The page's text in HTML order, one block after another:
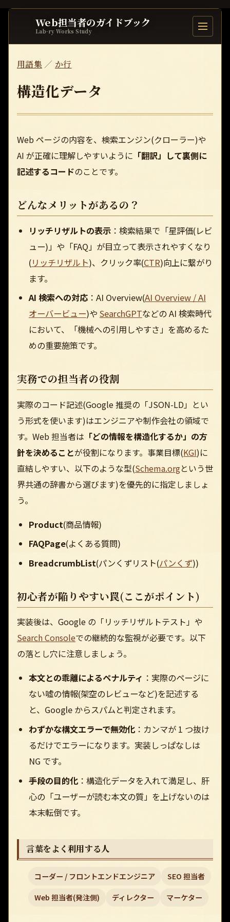
Web担当者のガイドブック
Lab-ry Works Study 目次を開
用語集／ か行
構造化データ
Web ページの内容を、検索エンジン(クローラー)や
AI が正確に理解しやすいように 「翻訳」して裏側に
記述するコードのことです。
どんなメリットがあるの？
リッチリザルトの表示：検索結果で「星評価(レビ
ュー)」や「FAQ」が目立って表示されやすくなり
(リッチリザルト)、クリック率(CTR)向上に繋がり
ます。
AI 検索への対応：AI Overview(AI Overview / AI
オーバービュー)や SearchGPTなどの AI 検索時代
において、「機械への引用しやすさ」を高めるた
めの重要施策です。
実務での担当者の役割
実際のコード記述(Google 推奨の「JSON-LD」とい
う形式を使います)はエンジニアや制作会社の領域で
す。Web 担当者は 「どの情報を構造化するか」の方
針を決めることが役割になります。事業目標(KGI)に
直結しやすい、以下のような型(Schema.orgという世
界共通の辞書から選びます)を優先的に指定しましょ
う。
Product(商品情報)
FAQPage(よくある質問)
BreadcrumbList(パンくずリスト(パンくず))
初心者が陥りやすい罠(ここがポイント)
実装後は、Google の「リッチリザルトテスト」や
Search Consoleでの継続的な監視が必要です。以下
の落とし穴に注意しましょう。
本文との乖離によるペナルティ ：実際のページに
ない嘘の情報(架空のレビューなど)を記述する
と、Google からスパムと判定されます。
わずかな構文エラーで無効化：カンマが 1 つ抜け
るだけでエラーになります。実装しっぱなしは
NG です。
手段の目的化：構造化データを入れて満足し、肝
心の「ユーザーが読む本文の質」を上げないのは
本末転倒です。
言葉をよく利用する人
コーダー / フロントエンドエンジニア SEO 担当者
Web 担当者(発注側) ディレクター マーケター